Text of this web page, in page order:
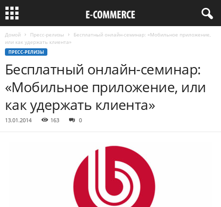
Домой Пресс-релизы
Бесплатный онлайн-семинар: «Мобильное приложение,
или как удержать клиента»
ПРЕСС-РЕЛИЗЫ
Бесплатный онлайн-семинар:
«Мобильное приложение, или
как удержать клиента»
13.01.2014 163 0